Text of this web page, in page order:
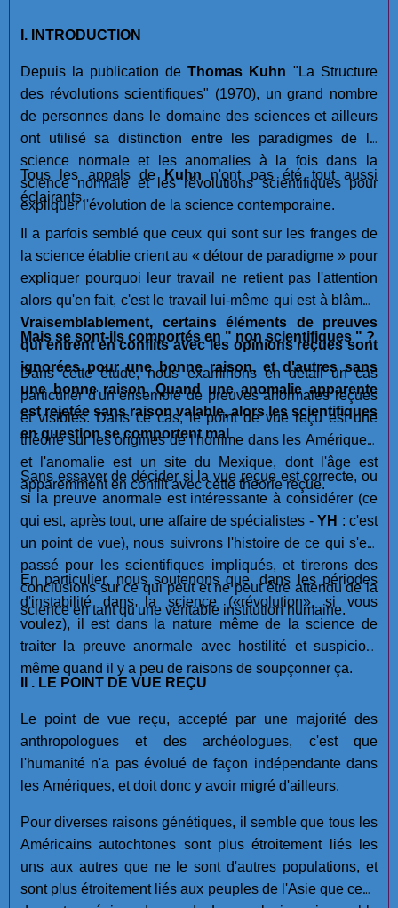
I. INTRODUCTION
Depuis la publication de Thomas Kuhn "La Structure
des révolutions scientifiques" (1970), un grand nombre
de personnes dans le domaine des sciences et ailleurs
ont utilisé sa distinction entre les paradigmes de la
science normale et les anomalies à la fois dans la
science normale et les révolutions scientifiques pour
expliquer l'évolution de la science contemporaine.
Tous les appels de Kuhn n'ont pas été tout aussi
éclairants.
Il a parfois semblé que ceux qui sont sur les franges de
la science établie crient au « détour de paradigme » pour
expliquer pourquoi leur travail ne retient pas l'attention
alors qu'en fait, c'est le travail lui-même qui est à blâmer.
Vraisemblablement, certains éléments de preuves
qui entrent en conflits avec les opinions reçues sont
ignorées pour une bonne raison, et d'autres sans
une bonne raison.Quand une anomalie apparente
est rejetée sans raison valable, alors les scientifiques
en question se comportent mal.
Mais se sont-ils comportés en " non scientifiques " ?
Dans cette étude, nous examinons en détail un cas
particulier d'un ensemble de preuves anormales reçues
et visibles. Dans ce cas, le point de vue reçu est une
théorie sur les origines de l'homme dans les Amériques,
et l'anomalie est un site du Mexique, dont l'âge est
apparemment en conflit avec cette théorie reçue.
Sans essayer de décider si la vue reçue est correcte, ou
si la preuve anormale est intéressante à considérer (ce
qui est, après tout, une affaire de spécialistes - YH : c'est
un point de vue), nous suivrons l'histoire de ce qui s'est
passé pour les scientifiques impliqués, et tirerons des
conclusions sur ce qui peut et ne peut être attendu de la
science en tant qu'une véritable institution humaine.
En particulier, nous soutenons que, dans les périodes
d'instabilité dans la science («révolution», si vous
voulez), il est dans la nature même de la science de
traiter la preuve anormale avec hostilité et suspicion,
même quand il y a peu de raisons de soupçonner ça.
II . LE POINT DE VUE REÇU
Le point de vue reçu, accepté par une majorité des
anthropologues et des archéologues, c'est que
l'humanité n'a pas évolué de façon indépendante dans
les Amériques, et doit donc y avoir migré d'ailleurs.
Pour diverses raisons génétiques, il semble que tous les
Américains autochtones sont plus étroitement liés les
uns aux autres que ne le sont d'autres populations, et
sont plus étroitement liés aux peuples de l'Asie que ceux